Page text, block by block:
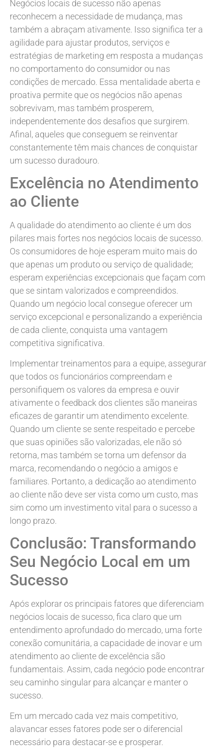
Negócios locais de sucesso não apenas
reconhecem a necessidade de mudança, mas
também a abraçam ativamente. Isso significa ter a
agilidade para ajustar produtos, serviços e
estratégias de marketing em resposta a mudanças
no comportamento do consumidor ou nas
condições de mercado. Essa mentalidade aberta e
proativa permite que os negócios não apenas
sobrevivam, mas também prosperem,
independentemente dos desafios que surgirem.
Afinal, aqueles que conseguem se reinventar
constantemente têm mais chances de conquistar
um sucesso duradouro.
Excelência no Atendimento
ao Cliente
A qualidade do atendimento ao cliente é um dos
pilares mais fortes nos negócios locais de sucesso.
Os consumidores de hoje esperam muito mais do
que apenas um produto ou serviço de qualidade;
esperam experiências excepcionais que façam com
que se sintam valorizados e compreendidos.
Quando um negócio local consegue oferecer um
serviço excepcional e personalizando a experiência
de cada cliente, conquista uma vantagem
competitiva significativa.
Implementar treinamentos para a equipe, assegurar
que todos os funcionários compreendam e
personifiquem os valores da empresa e ouvir
ativamente o feedback dos clientes são maneiras
eficazes de garantir um atendimento excelente.
Quando um cliente se sente respeitado e percebe
que suas opiniões são valorizadas, ele não só
retorna, mas também se torna um defensor da
marca, recomendando o negócio a amigos e
familiares. Portanto, a dedicação ao atendimento
ao cliente não deve ser vista como um custo, mas
sim como um investimento vital para o sucesso a
longo prazo.
Conclusão: Transformando
Seu Negócio Local em um
Sucesso
Após explorar os principais fatores que diferenciam
negócios locais de sucesso, fica claro que um
entendimento aprofundado do mercado, uma forte
conexão comunitária, a capacidade de inovar e um
atendimento ao cliente de excelência são
fundamentais. Assim, cada negócio pode encontrar
seu caminho singular para alcançar e manter o
sucesso.
Em um mercado cada vez mais competitivo,
alavancar esses fatores pode ser o diferencial
necessário para destacar-se e prosperar.